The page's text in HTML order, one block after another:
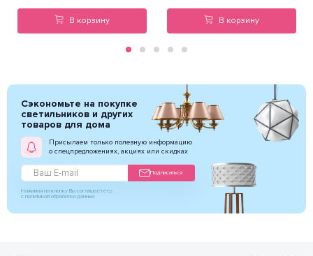
В корзину В корзину
Сэкономьте на покупке
светильников и других
товаров для дома
Присылаем только полезную информацию
о спецпредложениях, акциях или скидках
Подписаться
Нажимая на кнопку Вы соглашаетесь
с политикой обработки данных